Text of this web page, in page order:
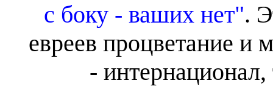
с боку - ваших нет".
евреев процветание и
-